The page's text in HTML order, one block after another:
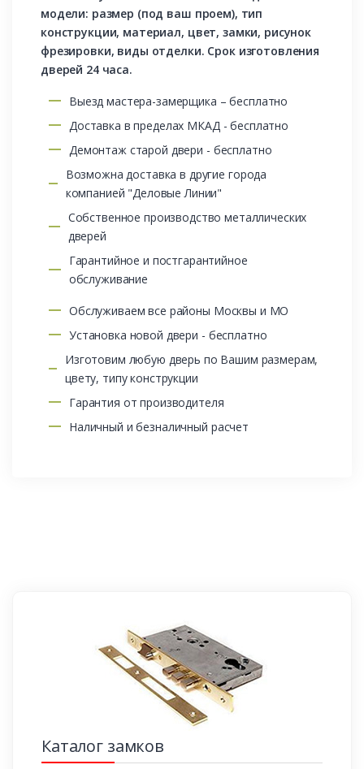
модели: размер (под ваш проем), тип
конструкции, материал, цвет, замки, рисунок
фрезировки, виды отделки. Срок изготовления
дверей 24 часа.
Выезд мастера-замерщика – бесплатно
Доставка в пределах МКАД - бесплатно
Демонтаж старой двери - бесплатно
Возможна доставка в другие города
компанией "Деловые Линии"
Собственное производство металлических
дверей
Гарантийное и постгарантийное
обслуживание
Обслуживаем все районы Москвы и МО
Установка новой двери - бесплатно
Изготовим любую дверь по Вашим размерам,
цвету, типу конструкции
Гарантия от производителя
Наличный и безналичный расчет
Каталог замков